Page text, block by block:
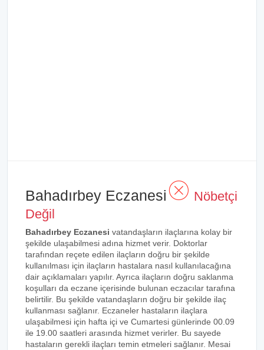
Bahadırbey Eczanesi
Nöbetçi
Değil
Bahadırbey Eczanesi vatandaşların ilaçlarına kolay bir
şekilde ulaşabilmesi adına hizmet verir. Doktorlar
tarafından reçete edilen ilaçların doğru bir şekilde
kullanılması için ilaçların hastalara nasıl kullanılacağına
dair açıklamaları yapılır. Ayrıca ilaçların doğru saklanma
koşulları da eczane içerisinde bulunan eczacılar tarafına
belirtilir. Bu şekilde vatandaşların doğru bir şekilde ilaç
kullanması sağlanır. Eczaneler hastaların ilaçlara
ulaşabilmesi için hafta içi ve Cumartesi günlerinde 00.09
ile 19.00 saatleri arasında hizmet verirler. Bu sayede
hastaların gerekli ilaçları temin etmeleri sağlanır. Mesai